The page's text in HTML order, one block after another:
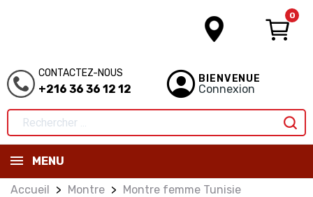
0
CONTACTEZ-NOUS
+216 36 36 12 12
BIENVENUE
Connexion
MENU
Accueil Montre Montre femme Tunisie